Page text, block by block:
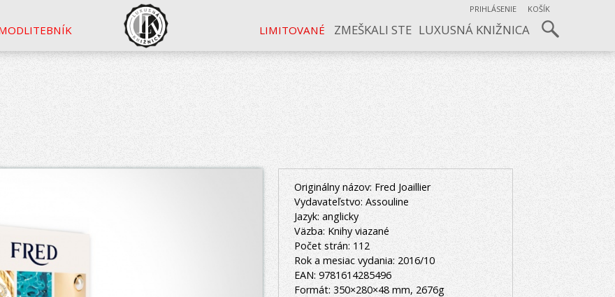
KOŠÍK
PRIHLÁSENIE
LUXUSNÁ KNIŽNICA
ZMEŠKALI STE
LIMITOVANÉ
Originálny názov: Fred Joaillier
Vydavateľstvo: Assouline
Jazyk: anglicky
Väzba: Knihy viazané
Počet strán: 112
Rok a mesiac vydania: 2016/10
EAN: 9781614285496
Formát: 350×280×48 mm, 2676g